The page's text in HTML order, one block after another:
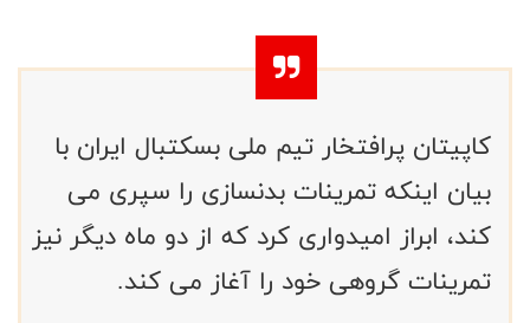
کاپیتان پرافتخار تیم ملی بسکتبال ایران با
بیان اینکه تمرینات بدنسازی را سپری می
کند، ابراز امیدواری کرد که از دو ماه دیگر نیز
تمرینات گروهی خود را آغاز می کند.